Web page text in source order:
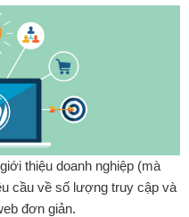
thiệu doanh nghiệp (mà
cầu về số lượng truy cập và
đơn giản.